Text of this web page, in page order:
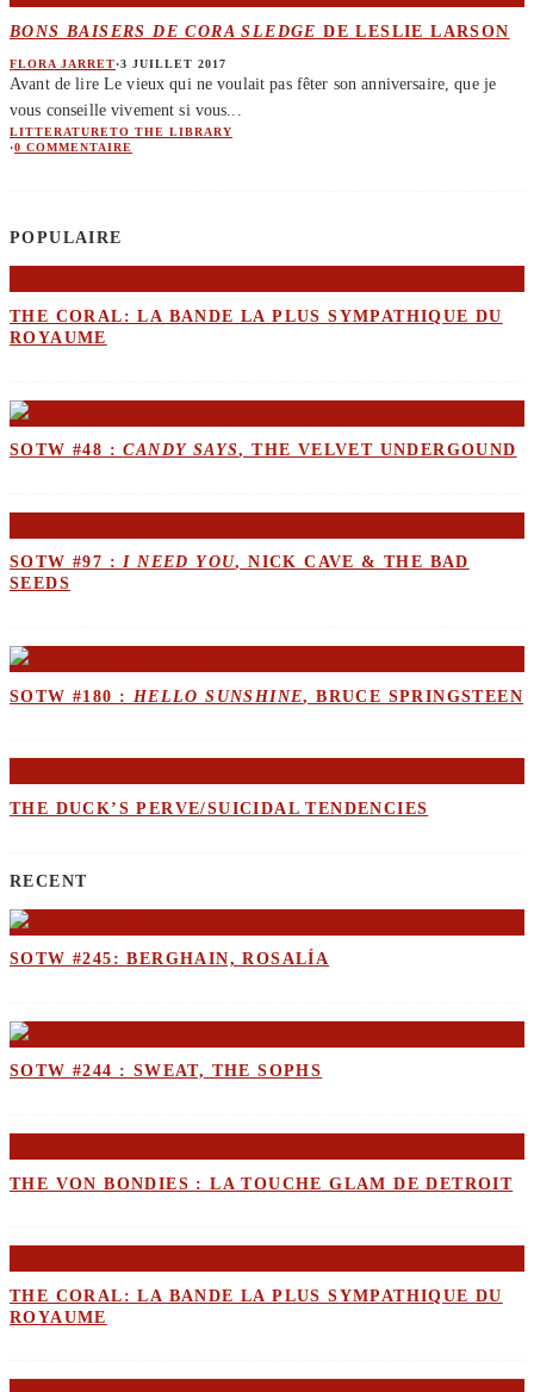
BONS BAISERS DE CORA SLEDGE DE LESLIE LARSON
FLORA JARRET·3 JUILLET 2017
Avant de lire Le vieux qui ne voulait pas fêter son anniversaire, que je
vous conseille vivement si vous...
LITTERATURETO THE LIBRARY
·0 COMMENTAIRE
POPULAIRE
THE CORAL: LA BANDE LA PLUS SYMPATHIQUE DU
ROYAUME
SOTW #48 :CANDY SAYS, THE VELVET UNDERGOUND
SOTW #97 :I NEED YOU, NICK CAVE & THE BAD
SEEDS
SOTW #180 : HELLO SUNSHINE, BRUCE SPRINGSTEEN
THE DUCK’S PERVE/SUICIDAL TENDENCIES
RECENT
SOTW #245: BERGHAIN, ROSALÍA
SOTW #244 : SWEAT, THE SOPHS
THE VON BONDIES : LA TOUCHE GLAM DE DETROIT
THE CORAL: LA BANDE LA PLUS SYMPATHIQUE DU
ROYAUME